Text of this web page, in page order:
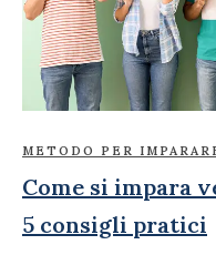
METODO PER
Come si impara
5 consigli pratici